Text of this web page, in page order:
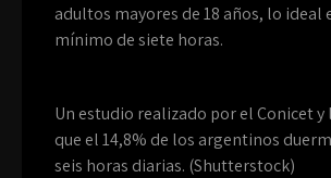
adultos mayores de 18 años, lo ideal
mínimo de siete horas.
Un estudio realizado por el Conicet y
que el 14,8% de los argentinos
seis horas diarias. (Shutterstock)